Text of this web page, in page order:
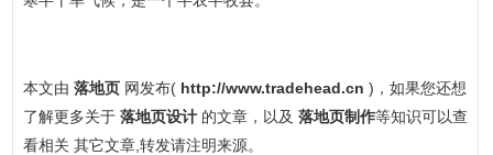
本文由 落地页 网发布( http://www.tradehead.cn )，如果您还想
了解更多关于 落地页设计 的文章，以及 落地页制作等知识可以查
看相关 其它文章,转发请注明来源。